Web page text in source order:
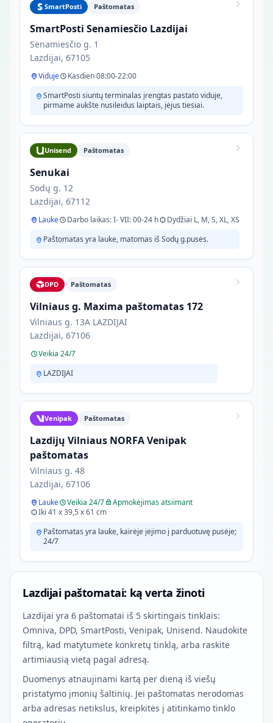
SmartPosti Paštomatas
SmartPosti Senamiesčio Lazdijai
Senamiesčio g. 1
Lazdijai, 67105
Viduje
Kasdien 08:00-22:00
SmartPosti siuntų terminalas įrengtas pastato viduje,
pirmame aukšte nusileidus laiptais, įėjus tiesiai.
Unisend Paštomatas
Senukai
Sodų g. 12
Lazdijai, 67112
Lauke Darbo laikas: I- VII: 00-24 h
Dydžiai L, M, S, XL, XS
Paštomatas yra lauke, matomas iš Sodų g.pusės.
DPD Paštomatas
Vilniaus g. Maxima paštomatas 172
Vilniaus g. 13A LAZDIJAI
Lazdijai, 67106
Veikia 24/7
LAZDIJAI
Venipak Paštomatas
Lazdijų Vilniaus NORFA Venipak
paštomatas
Vilniaus g. 48
Lazdijai, 67106
Lauke Veikia 24/7
Apmokėjimas atsiimant
Iki 41 x 39,5 x 61 cm
Paštomatas yra lauke, kairėje įėjimo į parduotuvę pusėje;
24/7
Lazdijai paštomatai: ką verta žinoti
Lazdijai yra 6 paštomatai iš 5 skirtingais tinklais:
Omniva, DPD, SmartPosti, Venipak, Unisend. Naudokite
filtrą, kad matytumėte konkretų tinklą, arba raskite
artimiausią vietą pagal adresą.
Duomenys atnaujinami kartą per dieną iš viešų
pristatymo įmonių šaltinių. Jei paštomatas nerodomas
arba adresas netikslus, kreipkitės į atitinkamo tinklo